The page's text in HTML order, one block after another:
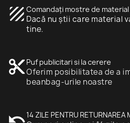
texture Comandați mostre de material
Dacă nu știi care material
tine.
content_cut Puf publicitari si la cerere
Oferim posibilitatea de a
beanbag-urile noastre
14 ZILE PENTRU RETURNAREA